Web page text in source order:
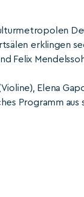
erklingen
Felix
Elena
Programm aus